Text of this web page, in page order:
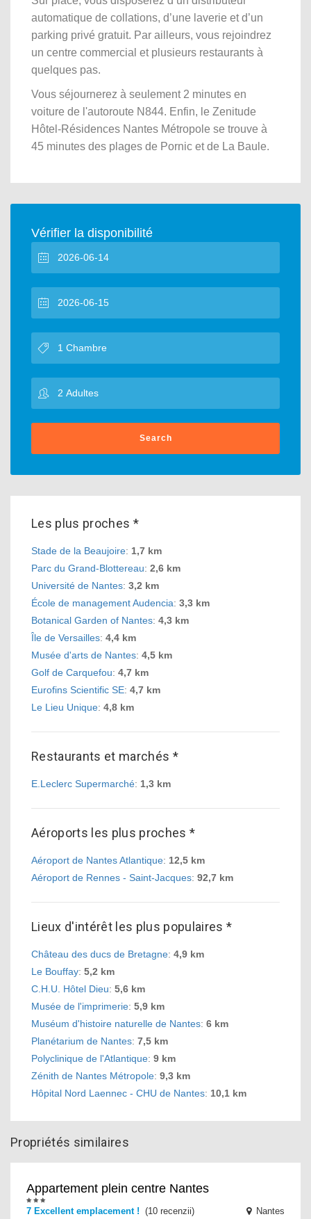
automatique de collations, d’une laverie et d’un
parking privé gratuit. Par ailleurs, vous rejoindrez
un centre commercial et plusieurs restaurants à
quelques pas.
Vous séjournerez à seulement 2 minutes en
voiture de l'autoroute N844. Enfin, le Zenitude
Hôtel-Résidences Nantes Métropole se trouve à
45 minutes des plages de Pornic et de La Baule.
Vérifier la disponibilité
Search
Les plus proches *
Stade de la Beaujoire: 1,7 km
Parc du Grand-Blottereau: 2,6 km
Université de Nantes: 3,2 km
École de management Audencia: 3,3 km
Botanical Garden of Nantes: 4,3 km
Île de Versailles: 4,4 km
Musée d'arts de Nantes: 4,5 km
Golf de Carquefou: 4,7 km
Eurofins Scientific SE: 4,7 km
Le Lieu Unique: 4,8 km
Restaurants et marchés *
E.Leclerc Supermarché: 1,3 km
Aéroports les plus proches *
Aéroport de Nantes Atlantique: 12,5 km
Aéroport de Rennes - Saint-Jacques: 92,7 km
Lieux d'intérêt les plus populaires *
Château des ducs de Bretagne: 4,9 km
Le Bouffay: 5,2 km
C.H.U. Hôtel Dieu: 5,6 km
Musée de l'imprimerie: 5,9 km
Muséum d'histoire naturelle de Nantes: 6 km
Planétarium de Nantes: 7,5 km
Polyclinique de l'Atlantique: 9 km
Zénith de Nantes Métropole: 9,3 km
Hôpital Nord Laennec - CHU de Nantes: 10,1 km
Propriétés similaires
Appartement plein centre Nantes
7 Excellent emplacement ! (10 recenzii) Nantes